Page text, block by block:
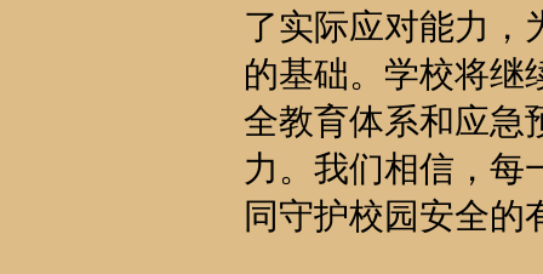
了实际应对能力，
的基础。学校将继
全教育体系和应急
力。我们相信，每
同守护校园安全的